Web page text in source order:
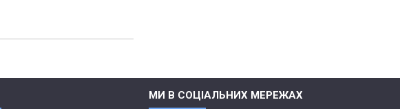
МИ В СОЦІАЛЬНИХ МЕРЕЖАХ